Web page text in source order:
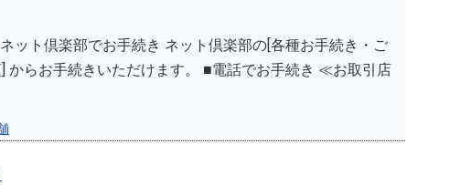
ット倶楽部でお手続き ネット倶楽部の[各種お手続き・ご
からお手続きいただけます。 ■電話でお手続き ≪お取引店